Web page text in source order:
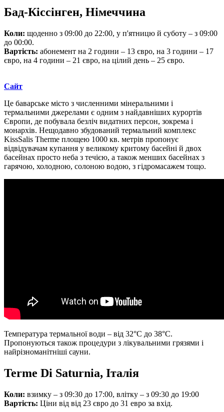
Бад-Кіссінген, Німеччина
Коли: щоденно з 09:00 до 22:00, у п'ятницю й суботу – з 09:00
до 00:00.
Вартість: абонемент на 2 години – 13 євро, на 3 години – 17
євро, на 4 години – 21 євро, на цілий день – 25 євро.
Сайт
Це баварське місто з численними мінеральними і
термальними джерелами є одним з найдавніших курортів
Європи, де побувала безліч видатних персон, зокрема і
монархів. Нещодавно збудований термальний комплекс
KissSalis Therme площею 1000 кв. метрів пропонує
відвідувачам купання у великому критому басейні й двох
басейнах просто неба з течією, а також менших басейнах з
гарячою, холодною, солоною водою, з гідромасажем тощо.
Температура термальної води – від 32°C до 38°C.
Пропонуються також процедури з лікувальними грязями і
найрізноманітніші сауни.
Terme Di Saturnia, Італія
Коли: взимку – з 09:30 до 17:00, влітку – з 09:30 до 19:00
Вартість: Ціни від від 23 євро до 31 евро за вхід.